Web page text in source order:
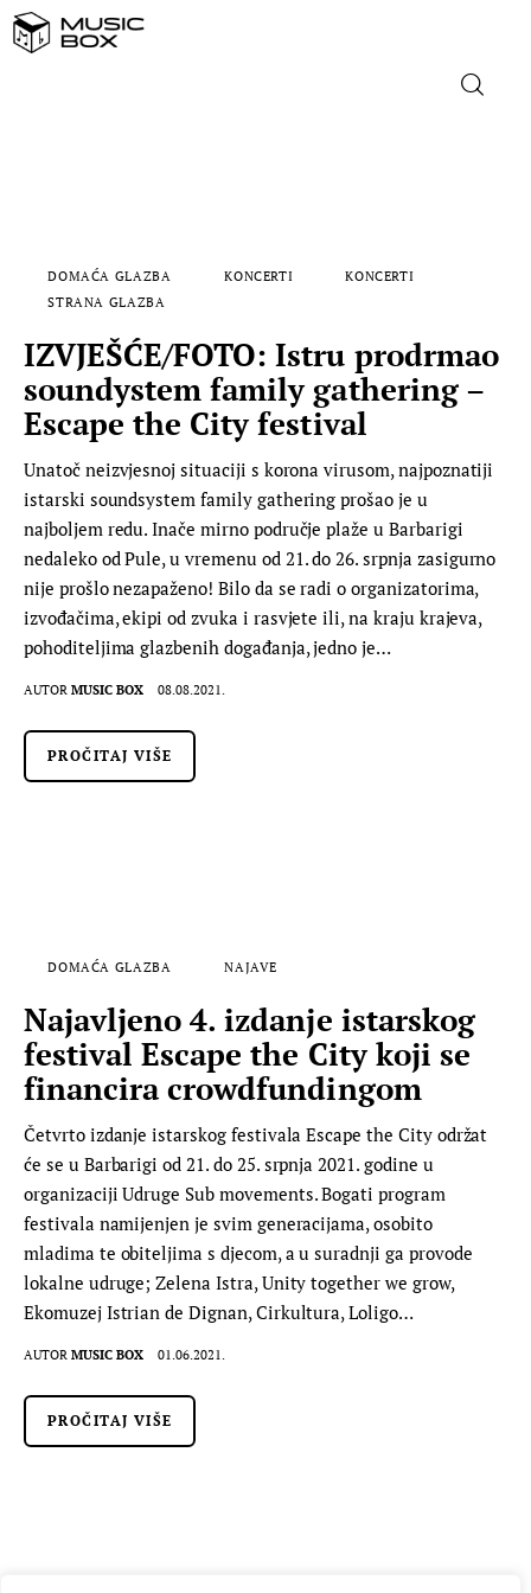
STRANA GLAZBA
FILM
MUSIC BOX
DOMAĆA GLAZBA KONCERTI
KONCERTI
STRANA GLAZBA
IZVJEŠĆE/FOTO: Istru prodrmao
soundystem family gathering –
Escape the City festival
Unatoč neizvjesnoj situaciji s korona virusom, najpoznatiji
istarski soundsystem family gathering prošao je u
najboljem redu. Inače mirno područje plaže u Barbarigi
nedaleko od Pule, u vremenu od 21. do 26. srpnja zasigurno
nije prošlo nezapaženo! Bilo da se radi o organizatorima,
izvođačima, ekipi od zvuka i rasvjete ili, na kraju krajeva,
pohoditeljima glazbenih događanja, jedno je…
AUTOR MUSIC BOX 08.08.2021.
PROČITAJ VIŠE
DOMAĆA GLAZBA NAJAVE
Najavljeno 4. izdanje istarskog
festival Escape the City koji se
financira crowdfundingom
Četvrto izdanje istarskog festivala Escape the City održat
će se u Barbarigi od 21. do 25. srpnja 2021. godine u
organizaciji Udruge Sub movements. Bogati program
festivala namijenjen je svim generacijama, osobito
mladima te obiteljima s djecom, a u suradnji ga provode
lokalne udruge; Zelena Istra, Unity together we grow,
Ekomuzej Istrian de Dignan, Cirkultura, Loligo…
AUTOR MUSIC BOX 01.06.2021.
PROČITAJ VIŠE